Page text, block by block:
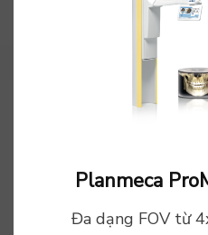
Planmeca
Đa dạng FOV từ